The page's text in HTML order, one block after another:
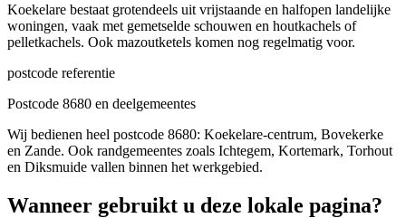
Koekelare bestaat grotendeels uit vrijstaande en halfopen landelijke
woningen, vaak met gemetselde schouwen en houtkachels of
pelletkachels. Ook mazoutketels komen nog regelmatig voor.
postcode referentie
Postcode 8680 en deelgemeentes
Wij bedienen heel postcode 8680: Koekelare-centrum, Bovekerke
en Zande. Ook randgemeentes zoals Ichtegem, Kortemark, Torhout
en Diksmuide vallen binnen het werkgebied.
Wanneer gebruikt u deze lokale pagina?